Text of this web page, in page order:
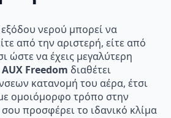
νερού μπορεί να
από την αριστερή, είτε από
ώστε να έχεις μεγαλύτερη
AUX Freedom διαθέτει
κατανομή του αέρα, έτσι
ομοιόμορφο τρόπο στην
προσφέρει το ιδανικό κλίμα